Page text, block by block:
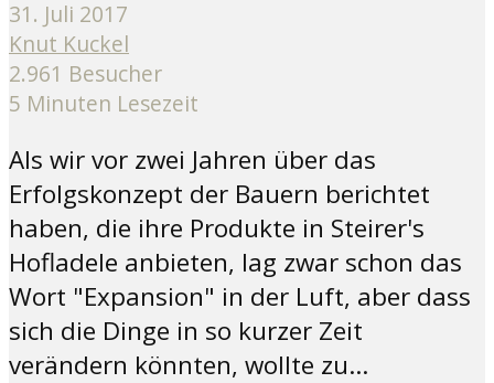
31. Juli 2017
Knut Kuckel
2.961 Besucher
5 Minuten Lesezeit
Als wir vor zwei Jahren über das
Erfolgskonzept der Bauern berichtet
haben, die ihre Produkte in Steirer's
Hofladele anbieten, lag zwar schon das
Wort "Expansion" in der Luft, aber dass
sich die Dinge in so kurzer Zeit
verändern könnten, wollte zu...